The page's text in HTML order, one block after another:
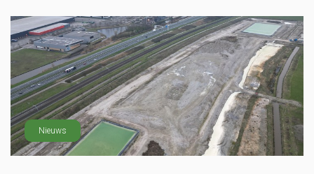
Nieuws